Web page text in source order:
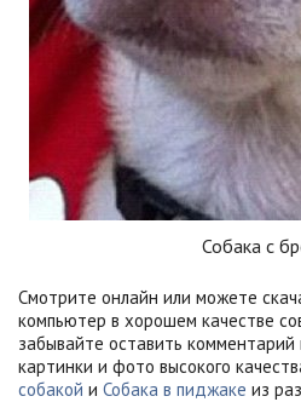
Собака с
Смотрите онлайн или можете
компьютер в хорошем качестве
забывайте оставить комментарий
картинки и фото высокого
собакой и Собака в пиджаке из